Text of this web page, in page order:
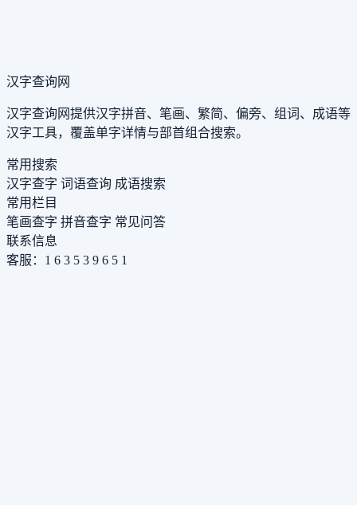
汉字查询网
汉字查询网提供汉字拼音、笔画、繁简、偏旁、组词、成语等
汉字工具，覆盖单字详情与部首组合搜索。
常用搜索
汉字查字 词语查询 成语搜索
常用栏目
笔画查字 拼音查字 常见问答
联系信息
客服：1 6 3 5 3 9 6 5 1